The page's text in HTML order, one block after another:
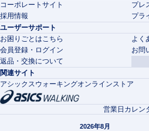
コーポレートサイト
プレ
採用情報
プラ
ユーザーサポート
お困りごとはこちら
よく
会員登録・ログイン
お問
返品・交換について
関連サイト
アシックスウォーキングオンラインストア
営業日カレン
2026年8月